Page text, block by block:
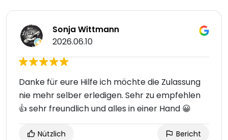
Sonja Wittmann
2026.06.10
Danke für eure Hilfe ich möchte die Zulassung
nie mehr selber erledigen. Sehr zu empfehlen
👍 sehr freundlich und alles in einer Hand 😀
Nützlich Bericht